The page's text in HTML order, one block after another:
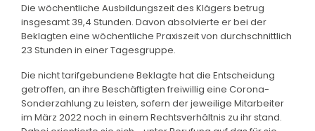
Die wöchentliche Ausbildungszeit des Klägers betrug
insgesamt 39,4 Stunden. Davon absolvierte er bei der
Beklagten eine wöchentliche Praxiszeit von durchschnittlich
23 Stunden in einer Tagesgruppe.
Die nicht tarifgebundene Beklagte hat die Entscheidung
getroffen, an ihre Beschäftigten freiwillig eine Corona-
Sonderzahlung zu leisten, sofern der jeweilige Mitarbeiter
im März 2022 noch in einem Rechtsverhältnis zu ihr stand.